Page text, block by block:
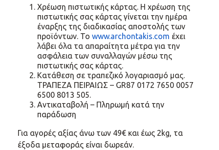
Χρέωση πιστωτικής κάρτας. Η χρέωση της
πιστωτικής σας κάρτας γίνεται την ημέρα
έναρξης της διαδικασίας αποστολής των
προϊόντων. Το www.archontakis.com έχει
λάβει όλα τα απαραίτητα μέτρα για την
ασφάλεια των συναλλαγών μέσω της
πιστωτικής σας κάρτας.
Κατάθεση σε τραπεζικό λογαριασμό μας.
TΡΑΠΕΖΑ ΠΕΙΡΑΙΩΣ – GR87 0172 7650 0057
6500 8013 505.
Αντικαταβολή – Πληρωμή κατά την
παράδωση
Για αγορές αξίας άνω των 49€ και έως 2kg, τα
έξοδα μεταφοράς είναι δωρεάν.